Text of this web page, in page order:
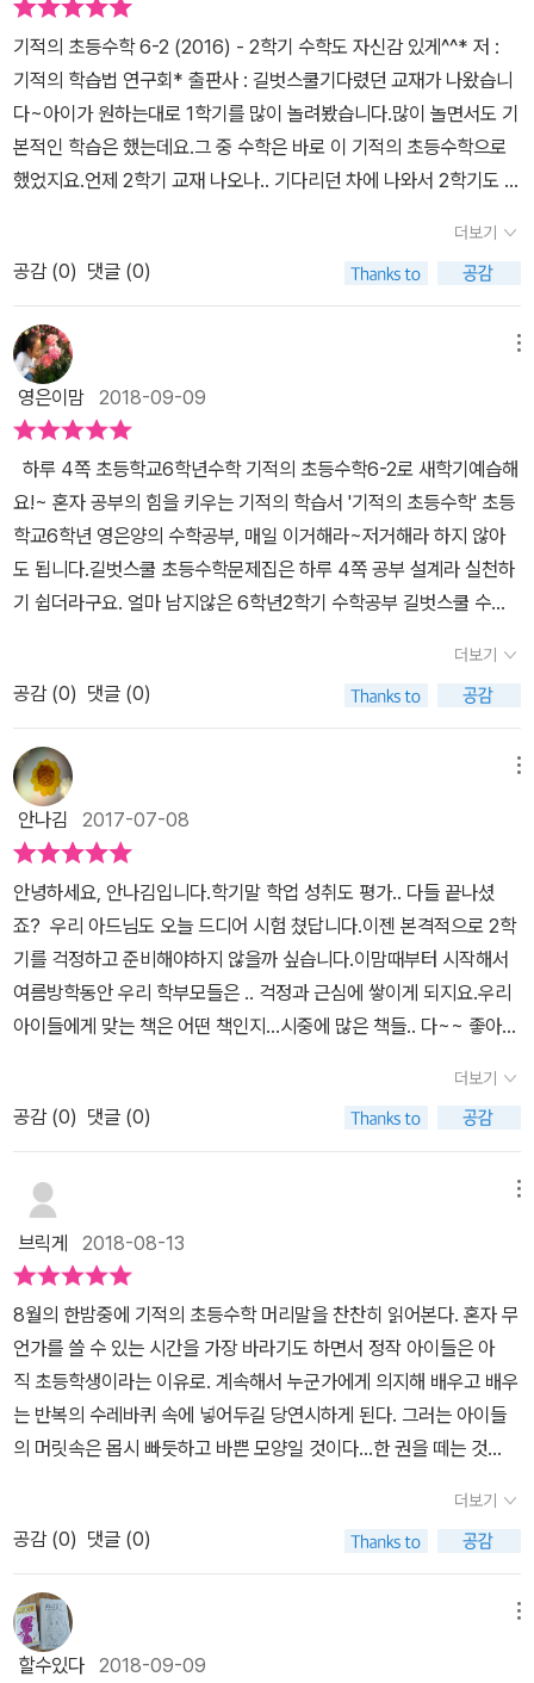
고학년도 수학실력 쌓아주기,든든하게 이어갑니다!+ 기적의 초등수
학이 없어도 정리해보시라고전학년 무료다운로드 길벗스쿨홈피에서
가능해요+▼ http://goo.gl/pzdmAa
념 + ㅡ>개념만만 나의 말,기적특강 알고 있다 개념도 확장하고 생각
도 확장 개념ACTIVITY개념쓰기의 힘이 수학의 힘이 된다 기적의
초등 수학 6-2 차례를 통해 2학기동안 배울 내용들을 미리 알고 쌓
기 나무 공부할 내용 우리는 어릴적 블록을 가지고 여러가지 모양 물
건들을 만들어 보았던 기억을 아이들이 하게 된다이 단원에서는 블록
과 비슷한 쌓기나무로 쌓은 여러가지 모양을 알아보고 연결큐브 모양
을 만들어 보려고 한다쌓기나무 언제 처음 배웠을까?기적의 초등 수
학은 공부할 내용을 살펴보면서 먼저 몇학년때 처음 배웠는지도 확인
를 풀어본다 교과서 개념 +플러스는 잘 풀어주었는데 익힘책 문제에
서 이렇게 틀리고 있는 모습 다시 한번 더 개념을 확인후 정리하려 한
다 여러가지 모양 만들기 연결큐브를 사용하여 조건에 따라 여러가
지 모양 만들기를 해봅니다 익힘책 문제에서 교과서 개념을 생각하며
풀어봅니다 개념 ACTIVITY건축물과 공간감각을 생각해봅니다 건
축물을 통해 공간감각도 익히고 다양한 모양을 그려보기도 합니다
학교 시험 100점 문제로 쌓기 B문제를 풀어봅니다 쌓기 나무 일단
잘 풀어나가줘 일단 걱정은 내려 놓네요 문장제 서술형 카드 하교 시
험 100점 문제 B형13번은 틀렸다는 말이 없기에 적은 답을 틀렸다고
데 아이는 12개로 계산이 되어 틀렸네요 다시 확인을 하고 넘어가야
겠죠
기적의 초등수학 6-2 (2016) - 2학기 수학도 자신감 있게^^* 저 :
기적의 학습법 연구회* 출판사 : 길벗스쿨​​기다렸던 교재가 나왔습니
다~​아이가 원하는대로 1학기를 많이 놀려봤습니다.많이 놀면서도 기
본적인 학습은 했는데요.그 중 수학은 바로 이 기적의 초등수학으로
했었지요.언제 2학기 교재 나오나.. 기다리던 차에 나와서 2학기도 알
렵지도 않으면서 아이 스스로 하는 학습이 가능했기 때문인데요.하루
4페이지 정도만 하면 되니까 부담이 많이 줄더라구요.그래서 꾸준히
하면 아이에게도 많이 도움이 되리라 생각했고,실제로도 많은 도움이
되었습니다.단순 문제 풀이만 있는 것이 아니라,개념부터 시작해서
익힘책 문제도 풀고요.개념 Activity라고 해서 개념 및 생각의 힘도
넓혀봅니다.학교 시험 대비 문제는 물론 유형훈련, 실전문제, 단원평
가까지...개념부터 문제 풀이까지 끌어낼 수 있답니다.​​그 가운데 개념
쓰기의 힘이라고..부록이 있는데요.말 그대로 개념을 써보는 활동을
합니다.교재를 다 하고 나서 정리하는 것으로 해보려 해요.​ ​위에서도
간단히 적었지만,개념학습부터 익힘책, 학교 시험, 실전, 단원 평가까
지 말 그대로 개념이 빠져나가지 못하게, 구멍이 없습니다.각 단계별
로 학습하다보면 자연스럽게 개념이 익혀지는 것이지요.이를 스스로
해보는 과정도 알게 모르게 배워가는 것이구요.한권을 다 떼면 느껴
지더라구요. 그 영향이요. ​​ 해설서도 상세히 잘 나와 있으니, 아이 스
설계 화면과 개념 Activity 그림인데요.재미나보이죠?하루 4페이지
도 많이 부담 안되고, 재미난 개념 Activity 페이지는 흥미도 일으키
니까요^^저희 애들 은근히 이 페이지를 재미나합니다^^ ​​ 매일 풀고
있는데요.그 중 일부를 올려봅니다.틀린건 싫어하지만^^;;;다시 풀어
서 맞추긴 했으니 몰래 올려보네요.하면서 실수하는 부분도 찾고, 어
떤 개념이 약한지도 알 수 있어요.스스로 채점해보게 하면서 그 부분
도 찾기도 합니다.어려울때는 옆에서 조금 도와주면 확.. 치고 나가더
라구요. ^^ ​​ 2학기 교재인데요.아는 내용은 조금씩 해서 미리 풀어보
려구요.아직은 4페이지가 힘들듯 하고 조금씩만 해보려 합니다.2학
개념을 철저히 하는데 많이 도움이 되리라 생각됩니다^^길벗스쿨,초
등수학,수학6학년2학기,부모DNA,기적수학,스스로학습​​
더보기
공감 (0) 댓글 (0)
영은이맘 2018-09-09
하루 4쪽​​ 초등학교6학년수학 기적의 초등수학6-2로 새학기예습해
요!~ ​​​혼자 공부의 힘을 키우는 기적의 학습서 '기적의 초등수학' ​초등
학교6학년 영은양의 수학공부, 매일 이거해라~저거해라 하지 않아
도 됩니다.길벗스쿨 초등수학문제집은 하루 4쪽 공부 설계라 실천하
기 쉽더라구요. 얼마 남지않은 6학년2학기 수학공부 길벗스쿨 수학
제집 다들 준비하셨나요?아이가 문제를 풀다보면 수학개념이 약하기
도 하고, 또 문제유형에 약해서영은이네는 초등수학문제집​을 기본으
로 2~3권은 푸는듯 합니다. 6학년2학기엔 학교수학 1등 학습서 기
적의학습서도 절대 빠지지 않고 새학기예습 교재로 골랐어요. ​길벗스
쿨 초등수학문제집은 내 손으로 직접 써보는 개념 MAP이 있는데요,
'아는 것이 힘이다'​ 처럼 개념을 중시하는 공부태도를 기를 수 있습니
다. 아래 영상을 참고하여 우리아이가 공부할 수학문제집에 대한 내
용을 꼭 확인해 주세요.​​- 개념쓰기의 힘 무료 다운로드 서비스제공(
전 학년,전 학기) http://goo.gl/g7r791​- 도서 소개 동영상 http
s://youtu.be/eaFPW8zZjiQ​​ '길벗스쿨 '​초등수학문제집으로 홈스
쿨 많이들 하시죠?혼자공부의 힘이 생기는 기적의 초등수학은 ONE
DAY 학습설계로 계획을 세우기 쉽습니다. 또한 하루 4쪽만 공부하
면 되니까 실천하기도 쉬워요~~어디부터 ~~어디까지 고민 1도 필
요없이 ​하루 4쪽씩만 풀면 끝!!!!ㅎㅎㅎㅎ​<기적의 초등수학>은 교재
연두색은 A단계, DAY1 교과서개념을 공부하는 날입니다. - 연한 초
록색은 B단계, DAY2 학교 시험 100점 문제를 공부하는 날입니다. -
진한 초록색은 C 단계, DAY3 고난도 문제해결력 공부하는 날입니
다. - DAY4, 파란색은​ 단원평가 푸는 날! 한 단원 공부 끝!​​​​​ 초등6학
년수학 공부가 탄탄해지는 기적의 초등수학,초등학생 여름방학 내내
에도 멈추지 않았다는 증거 바로 여기 있어요. 6학년2학기 <2단원
비례식과 비례배분>은 타사 수학문제집을 풀 때에도 자주 틀렸기에
또또또 반복학습 해 주었다는 사실 ㅋㅋㅋㅋ​​​​6학년2학기 수학 < 3단
4쪽 공부설계로 새학기예습 멈추지 말고 아시죠?^^단원이 끝나갈즈
음 개념 ACTIVITY는 살짝쿵 쉬어가는 코스가 등장하기도 합니다. ​
각 단원의 시작 페이지에는 ** 공부할 내용을 살펴볼 수 있게교과연
계 학습 부분을 잘 보여주고 있습니다.​​3단원 원기둥, 원뿔, 구 아주 중
요한 내용이니 하나도 빠짐없이 공부하는 것이 좋습니다.2018년 8
월21일부터 영은양 개학하는 날(9월3일 : 개학날) 까지도 학습하였
더보기
공감 (0) 댓글 (0)
안나김 2017-07-08
안녕하세요, 안나김입니다.학기말 학업 성취도 평가.. 다들 끝나셨
죠? 우리 아드님도 오늘 드디어 시험 쳤답니다.이젠 본격적으로 2학
기를 걱정하고 준비해야하지 않을까 싶습니다.이맘때부터 시작해서
여름방학동안 우리 학부모들은 .. 걱정과 근심에 쌓이게 되지요.우리
아이들에게 맞는 책은 어떤 책인지...시중에 많은 책들.. 다~~ 좋아보
지. .. 걱정이 생깁니다.제가 .. 저도 그랬었거든요.각종 출판사 책들..
저, 안나김은 웬만한 건 다 접해 봤어요.초등참고서와 초등 문제집들
말이에요. 초등수학은 물론 초등영어, 초등과학, 초등사회 ...책이 하
나같이 다~~ 좋아요.제가 여러 책을 보며 할 수 있는 / 전해 드릴 수
있는 말은 책들마다 고유의 장점, 특징을 알려드리는 것...그리고 선택
은 우리 어머님, 아버님 그리고 우리 학생들의 몫이라는 거~~....오늘
저, 안나김은 길벗스쿨 의 [기적의 초등수학]에 대해서 이야길 좀 할
까 합니다. 길벗스쿨이라고 하면 모르는 분들이 없을 정도로 참으로
유명하지요.기적시리즈와 무작정따라하기 시리즈로 유명한.. 그 길벗
!!!!!기적의 초등수학은이이들과 함께 있는 우리 엄마들.. 엄마 연구원
들과 기적 연구원들이 함께 ..실제적인 학습사례와 엄마지도의 성공
담과 실패담을 바탕으로 패낸 책이지요.우리 아이들을 잘 이해 하고
맞게끔 만든 초등수학 이라고 할 수 있지요.혼자공부의 힘이 커진는
책!!!!이것이야 말로 진정 .. 우리가 원하는 것....우리 아드님은 몇년전
등수학으로 공부 했지요.우리 아들의 초등수학 실력은 길벗스쿨 [기
적의 초등수학]으로부터 나왔다.. 라고 말할 수도 있겠어요. 길벗스쿨
의 기적의 초등수학과 함게 해 오면서우리 가족은 정말로 지식이 감
더보기
공감 (0) 댓글 (0)
브릭게 2018-08-13
8월의 한밤중에 기적의 초등수학 머리말을 찬찬히 읽어본다. 혼자 무
언가를 쓸 수 있는 시간을 가장 바라기도 하면서 정작 아이들은 아
직 초등학생이라는 이유로. 계속해서 누군가에게 의지해 배우고 배우
는 반복의 수레바퀴 속에 넣어두길 당연시하게 된다. 그러는 아이들
의 머릿속은 몹시 빠듯하고 바쁜 모양일 것이다...한 권을 떼는 것
결할 수 있는지에 신경을 집중해야한다고. 머릿말부터 곰곰히 지속해
서 기억해야겠다.하루 4쪽.단계가 조금씩 올라가며 파란색 단원평가
까지. 차곡차곡. 수학개념이란게 구멍이 생기기 너무 쉬운걸 문제집
이 알아서 빈틈을 메워주기위해 그물망을 엮어놓았단다. 괜히 학원
을 보내나 마나 고민은 좀 내려놓아도 될것같은. 위로도 느껴본다. ㅜ
더보기
공감 (0) 댓글 (0)
할수있다 2018-09-09